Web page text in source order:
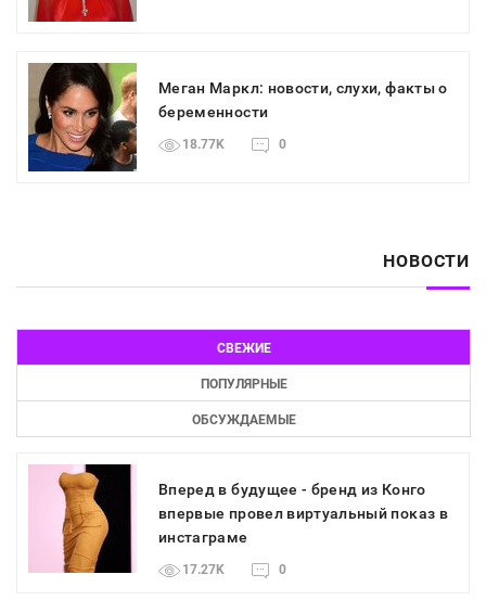
Меган Маркл: новости, слухи, факты о
беременности
18.77K 0
НОВОСТИ
СВЕЖИЕ
ПОПУЛЯРНЫЕ
ОБСУЖДАЕМЫЕ
Вперед в будущее - бренд из Конго
впервые провел виртуальный показ в
инстаграме
17.27K 0